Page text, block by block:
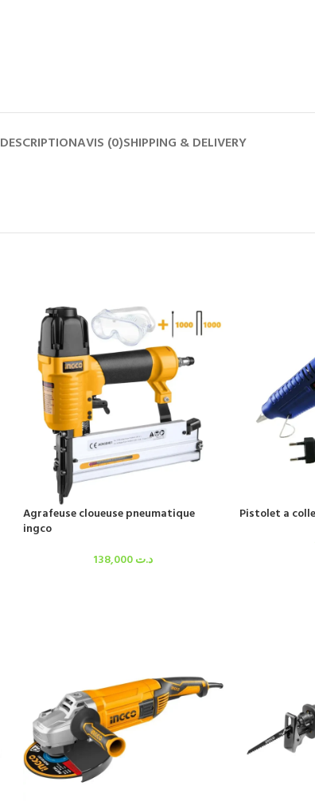
DESCRIPTIONAVIS (0)SHIPPING & DELIVERY
Agrafeuse cloueuse pneumatique
ingco
د.ت
Pistolet a colle